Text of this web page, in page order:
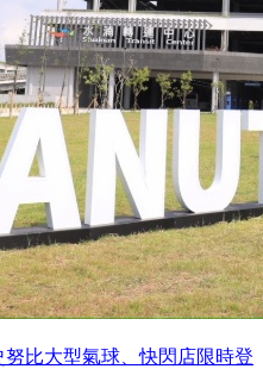
比大型氣球、快閃店限時登